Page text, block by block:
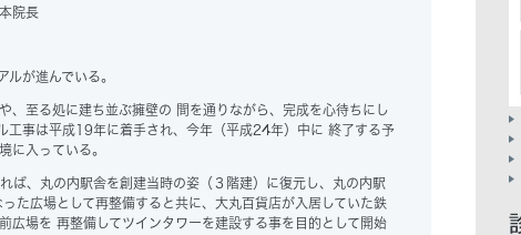
院長
ルが進んでいる。
、至る処に建ち並ぶ擁壁の 間を通りながら、完成を心待ちにし
工事は平成19年に着手され、今年（平成24年）中に 終了する予
に入っている。
ば、丸の内駅舎を創建当時の姿（３階建）に復元し、丸の内駅
た広場として再整備すると共に、大丸百貨店が入居していた鉄
広場を 再整備してツインタワーを建設する事を目的として開始